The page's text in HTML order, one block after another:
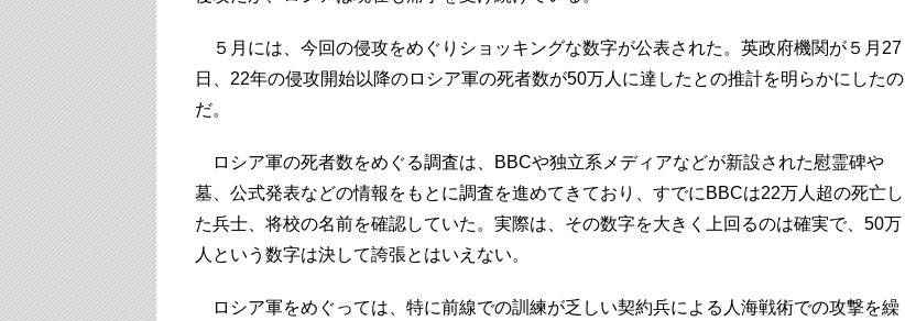
５月には、今回の侵攻をめぐりショッキングな数字が公表された。英政府機関が５月27
日、22年の侵攻開始以降のロシア軍の死者数が50万人に達したとの推計を明らかにしたの
だ。
ロシア軍の死者数をめぐる調査は、BBCや独立系メディアなどが新設された慰霊碑や
墓、公式発表などの情報をもとに調査を進めてきており、すでにBBCは22万人超の死亡し
た兵士、将校の名前を確認していた。実際は、その数字を大きく上回るのは確実で、50万
人という数字は決して誇張とはいえない。
ロシア軍をめぐっては、特に前線での訓練が乏しい契約兵による人海戦術での攻撃を繰